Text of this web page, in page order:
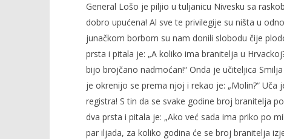
General Lošo je piljio u tuljanicu Nivesku sa
dobro upućena! Al sve te privilegije su ništa u
junačkom borbom su nam donili slobodu čije
prsta i pitala je: „A koliko ima branitelja u
bijo brojčano nadmoćan!“ Onda je učiteljica
je okrenijo se prema njoj i rekao je: „Molin?“
registra! S tin da se svake godine broj branitelja
dva prsta i pitala je: „Ako već sada ima priko po
par iljada, za koliko godina će se broj branitelja